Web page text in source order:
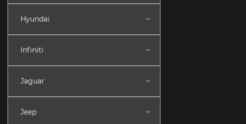
Hyundai
Infiniti
Jaguar
Jeep